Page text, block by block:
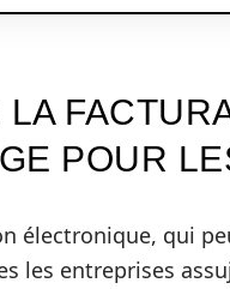
POUR
électronique, qui
les entreprises